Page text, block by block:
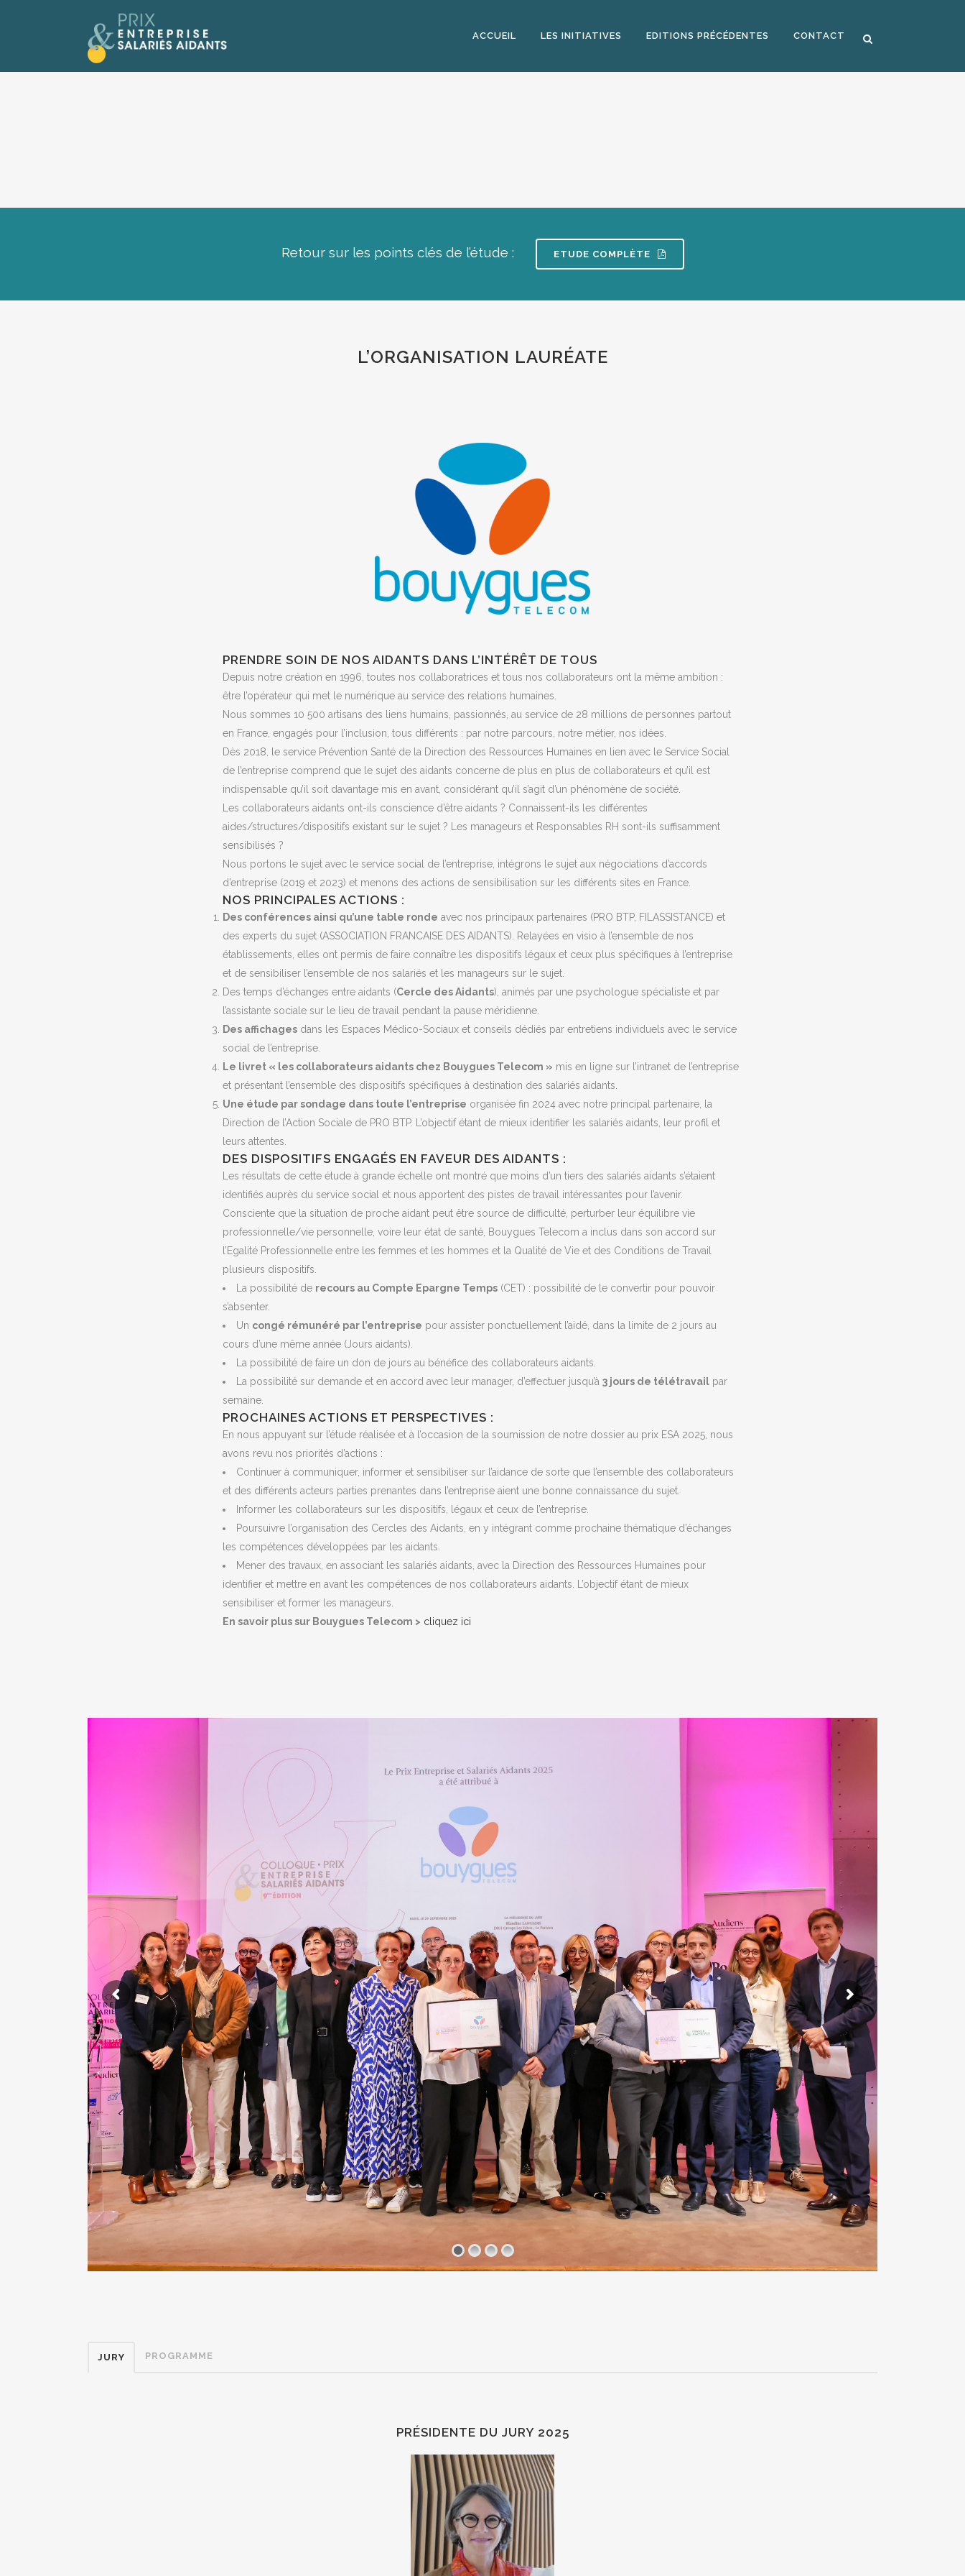
ACCUEIL LES INITIATIVES EDITIONS PRÉCÉDENTES CONTACT
Retour sur les points clés de l’étude : ETUDE COMPLÈTE
L’ORGANISATION LAURÉATE
PRENDRE SOIN DE NOS AIDANTS DANS L’INTÉRÊT DE TOUS
Depuis notre création en 1996, toutes nos collaboratrices et tous nos collaborateurs ont la même ambition :
être l’opérateur qui met le numérique au service des relations humaines.
Nous sommes 10 500 artisans des liens humains, passionnés, au service de 28 millions de personnes partout
en France, engagés pour l’inclusion, tous différents : par notre parcours, notre métier, nos idées.
Dès 2018, le service Prévention Santé de la Direction des Ressources Humaines en lien avec le Service Social
de l’entreprise comprend que le sujet des aidants concerne de plus en plus de collaborateurs et qu’il est
indispensable qu’il soit davantage mis en avant, considérant qu’il s’agit d’un phénomène de société.
Les collaborateurs aidants ont-ils conscience d’être aidants ? Connaissent-ils les différentes
aides/structures/dispositifs existant sur le sujet ? Les manageurs et Responsables RH sont-ils suffisamment
sensibilisés ?
Nous portons le sujet avec le service social de l’entreprise, intégrons le sujet aux négociations d’accords
d’entreprise (2019 et 2023) et menons des actions de sensibilisation sur les différents sites en France.
NOS PRINCIPALES ACTIONS :
Des conférences ainsi qu’une table ronde avec nos principaux partenaires (PRO BTP, FILASSISTANCE) et
des experts du sujet (ASSOCIATION FRANCAISE DES AIDANTS). Relayées en visio à l’ensemble de nos
établissements, elles ont permis de faire connaître les dispositifs légaux et ceux plus spécifiques à l’entreprise
et de sensibiliser l’ensemble de nos salariés et les manageurs sur le sujet.
Des temps d’échanges entre aidants (Cercle des Aidants), animés par une psychologue spécialiste et par
l’assistante sociale sur le lieu de travail pendant la pause méridienne.
Des affichages dans les Espaces Médico-Sociaux et conseils dédiés par entretiens individuels avec le service
social de l’entreprise.
Le livret « les collaborateurs aidants chez Bouygues Telecom » mis en ligne sur l’intranet de l’entreprise
et présentant l’ensemble des dispositifs spécifiques à destination des salariés aidants.
Une étude par sondage dans toute l’entreprise organisée fin 2024 avec notre principal partenaire, la
Direction de l’Action Sociale de PRO BTP. L’objectif étant de mieux identifier les salariés aidants, leur profil et
leurs attentes.
DES DISPOSITIFS ENGAGÉS EN FAVEUR DES AIDANTS :
Les résultats de cette étude à grande échelle ont montré que moins d’un tiers des salariés aidants s’étaient
identifiés auprès du service social et nous apportent des pistes de travail intéressantes pour l’avenir.
Consciente que la situation de proche aidant peut être source de difficulté, perturber leur équilibre vie
professionnelle/vie personnelle, voire leur état de santé, Bouygues Telecom a inclus dans son accord sur
l’Egalité Professionnelle entre les femmes et les hommes et la Qualité de Vie et des Conditions de Travail
plusieurs dispositifs.
La possibilité de recours au Compte Epargne Temps (CET) : possibilité de le convertir pour pouvoir
s’absenter.
Un congé rémunéré par l’entreprise pour assister ponctuellement l’aidé, dans la limite de 2 jours au
cours d’une même année (Jours aidants).
La possibilité de faire un don de jours au bénéfice des collaborateurs aidants.
La possibilité sur demande et en accord avec leur manager, d’effectuer jusqu’à3 jours de télétravail par
semaine.
PROCHAINES ACTIONS ET PERSPECTIVES :
En nous appuyant sur l’étude réalisée et à l’occasion de la soumission de notre dossier au prix ESA 2025, nous
avons revu nos priorités d’actions :
Continuer à communiquer, informer et sensibiliser sur l’aidance de sorte que l’ensemble des collaborateurs
et des différents acteurs parties prenantes dans l’entreprise aient une bonne connaissance du sujet.
Informer les collaborateurs sur les dispositifs, légaux et ceux de l’entreprise.
Poursuivre l’organisation des Cercles des Aidants, en y intégrant comme prochaine thématique d’échanges
les compétences développées par les aidants.
Mener des travaux, en associant les salariés aidants, avec la Direction des Ressources Humaines pour
identifier et mettre en avant les compétences de nos collaborateurs aidants. L’objectif étant de mieux
sensibiliser et former les manageurs.
En savoir plus sur Bouygues Telecom > cliquez ici
JURY PROGRAMME
PRÉSIDENTE DU JURY 2025